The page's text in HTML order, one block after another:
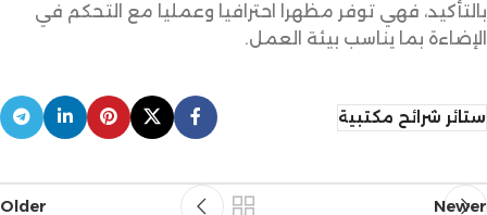
بالتأكيد، فهي توفر مظهرا احترافيا وعمليا مع التحكم في
الإضاءة بما يناسب بيئة العمل.
ستائر شرائح مكتبية
Newer
Older